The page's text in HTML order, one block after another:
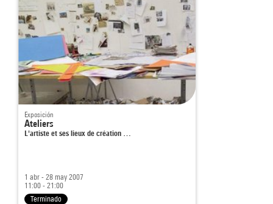
Exposición
Ateliers
L'artiste et ses lieux de création …
1 abr - 28 may 2007
11:00 - 21:00
Terminado